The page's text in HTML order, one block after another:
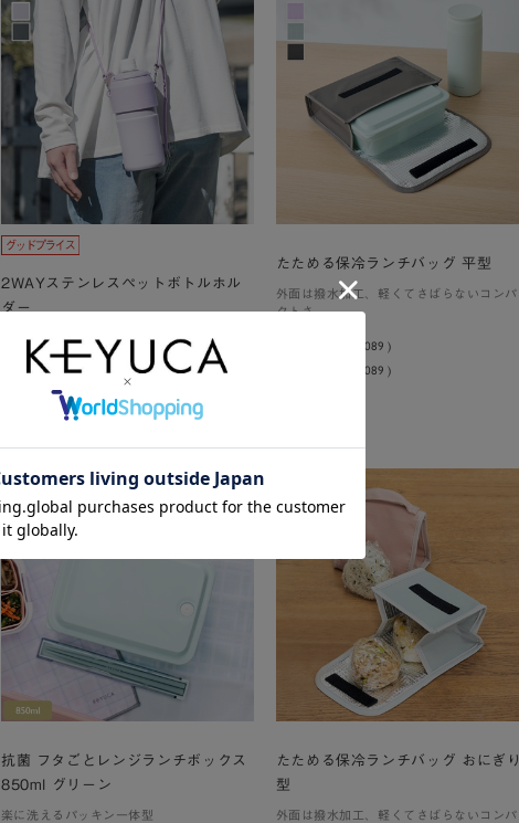
2WAYステンレスペットボトルホル
ダー
ペットボトルをそのまま入れて保温・保冷
できるホルダー
¥1,590(税込
(税込 ¥1,749 )
たためる保冷ランチバッグ 平型
外面は撥水加工、軽くてさばらないコンパ
クトさ
¥1,089 )
(税込 ¥1,089 )
抗菌 フタごとレンジランチボックス
850ml グリーン
楽に洗えるパッキン一体型
たためる保冷ランチバッグ おにぎり
型
外面は撥水加工、軽くてさばらないコンパ